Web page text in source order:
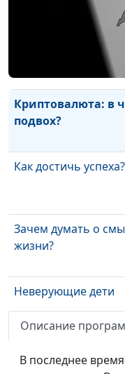
Религия - для
Криптовалюта: в
подвох?
Как достичь успеха?
Зачем думать о
жизни?
Неверующие дети
священника
Почему христиане
проповедуют
Описание
В последнее